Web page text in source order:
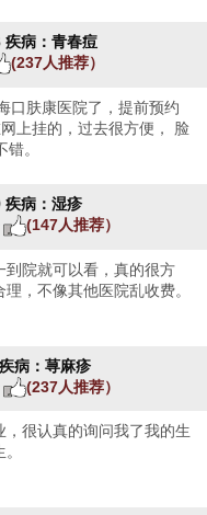
疾病：青春痘
(237人推荐）
口肤康医院了，提前预约
上挂的，过去很方便， 脸
。
疾病：湿疹
(147人推荐）
到院就可以看，真的很方
，不像其他医院乱收费。
疾病：荨麻疹
(237人推荐）
很认真的询问我了我的生